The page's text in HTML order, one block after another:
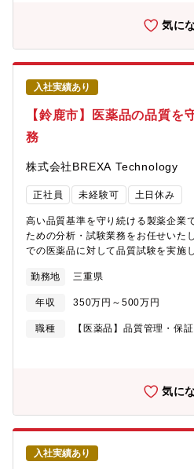
す。⑤GMPに準拠した試験記録の作
に則り、試験データや記録を正確に
基づく分析・改善提案決められた手
法があれば改善提案も行います。
気に
入社実績あり
【鈴鹿市】医薬品の品質を
務
株式会社BREXA Technology
正社員 未経験可 土日休み
高い品質基準を守り続ける製薬企業
ための分析・試験業務をお任せいた
での医薬品に対して品質試験を実施
試験（原料・中間体・製品）の実施
しているかを確認するための試験
用いた成分分析・不純物試験分析機
物の有無・量を測定します。③試験
す。④GMPに基づく試験記録・文書
維持管理分析精度を保つため、機器
す。⑥逸脱・異常発生時の調査およ
の結果が出た際に、原因を調査し再
勤務地 三重県
年収 350万円～500万円
職種
【医薬品】品質管理・保証
気に
入社実績あり